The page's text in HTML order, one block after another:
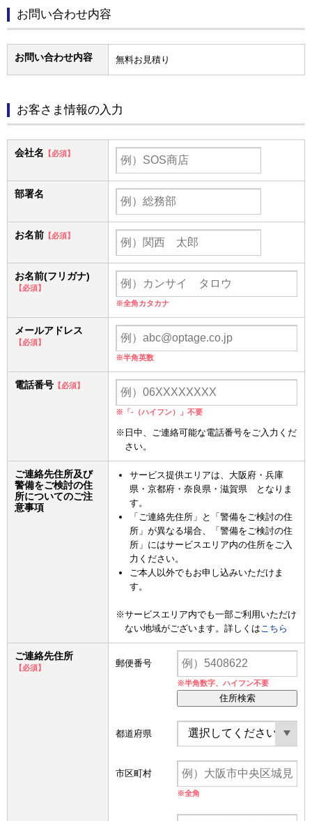
お問い合わせ内容
お問い合わせ内容 無料お見積り
お客さま情報の入力
会社名 【必須】
部署名
お名前 【必須】
お名前(フリガナ)
【必須】
※全角カタカナ
メールアドレス
【必須】
※半角英数
電話番号 【必須】
※「-（ハイフン）」不要
※日中、ご連絡可能な電話番号をご入力くだ
さい。
ご連絡先住所及び
警備をご検討の住
所についてのご注
意事項
サービス提供エリアは、大阪府・兵庫
県・京都府・奈良県・滋賀県 となりま
す。
「ご連絡先住所」と「警備をご検討の住
所」が異なる場合、「警備をご検討の住
所」にはサービスエリア内の住所をご入
力ください。
ご本人以外でもお申し込みいただけま
す。
※サービスエリア内でも一部ご利用いただけ
ない地域がございます。詳しくはこちら
ご連絡先住所
【必須】 郵便番号
※半角数字、ハイフン不要
住所検索
都道府県
市区町村
※全角